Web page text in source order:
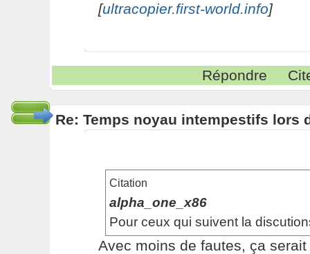
[ultracopier.first-world.info]
Répondre
Re: Temps noyau intempestifs lors
Citation
alpha_one_x86
Pour ceux qui suivent la
Avec moins de fautes, ça